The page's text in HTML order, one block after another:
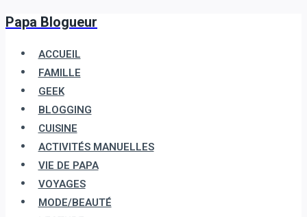
Aller
contenu
Papa Blogueur
ACCUEIL
FAMILLE
GEEK
BLOGGING
CUISINE
ACTIVITÉS MANUELLES
VIE DE PAPA
VOYAGES
MODE/BEAUTÉ